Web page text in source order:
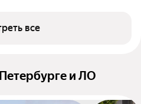
все
и ЛО